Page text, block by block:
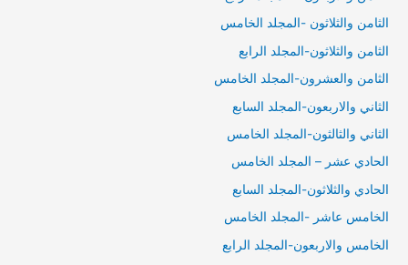
الثامن والثلاثون -المجلد الخامس
الثامن والثلاثون-المجلد الرابع
الثامن والعشرون-المجلد الخامس
الثاني والاربعون-المجلد السابع
الثاني والثالثون-المجلد الخامس
الحادي عشر – المجلد الخامس
الحادي والثلاثون-المجلد السابع
الخامس عاشر -المجلد الخامس
الخامس والاربعون-المجلد الرابع